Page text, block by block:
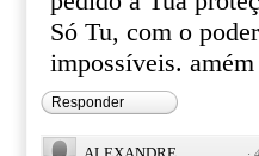
Só Tu, com o
impossíveis.
Responder